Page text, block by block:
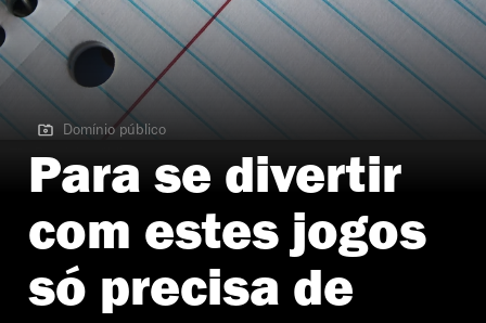
Domínio público
Domínio público
Para se divertir
com estes jogos
só precisa de